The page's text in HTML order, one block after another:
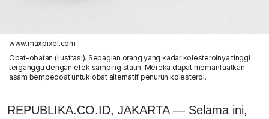
www.maxpixel.com
Obat-obatan (ilustrasi). Sebagian orang yang kadar kolesterolnya tinggi
terganggu dengan efek samping statin. Mereka dapat memanfaatkan
asam bempedoat untuk obat alternatif penurun kolesterol.
REPUBLIKA.CO.ID, JAKARTA — Selama ini,